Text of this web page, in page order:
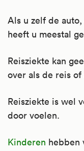
Als u zelf de
heeft u meestal
Reisziekte kan
over als de reis
Reisziekte is wel
door voelen.
Kinderen hebben